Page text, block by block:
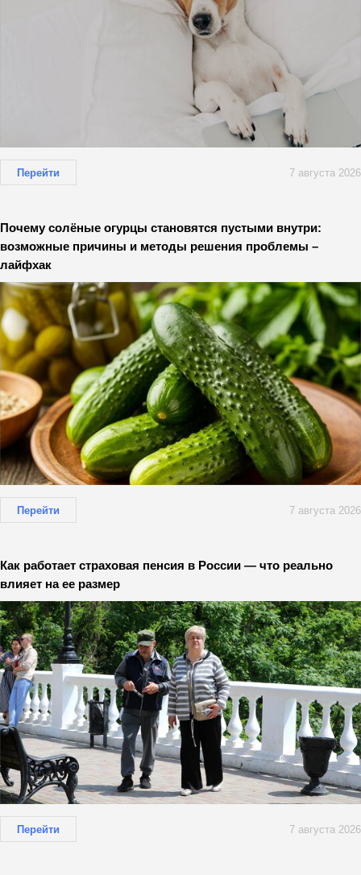
Перейти 7 августа 2026
Почему солёные огурцы становятся пустыми внутри:
возможные причины и методы решения проблемы –
лайфхак
Перейти 7 августа 2026
Как работает страховая пенсия в России — что реально
влияет на ее размер
Перейти 7 августа 2026